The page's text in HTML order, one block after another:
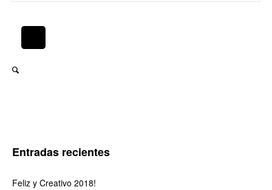
Entradas recientes
Feliz y Creativo 2018!